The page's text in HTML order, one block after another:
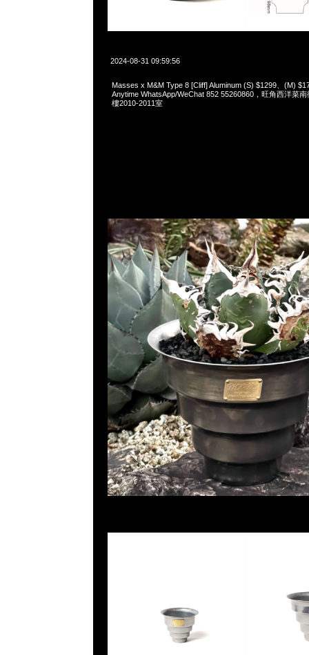
2024-08-31 09:59:56
Masses x M&M Type 8 [Cliff] Aluminum (S) $1299、(M)
Anytime WhatsApp/WeChat 852 55260860，旺角西洋菜
樓2010-2011室